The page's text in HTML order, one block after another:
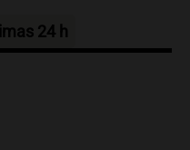
joven de Villa
24 h